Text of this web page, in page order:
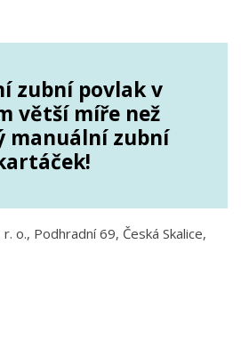
zubní povlak v
větší míře než
manuální zubní
o., Podhradní 69, Česká Skalice,